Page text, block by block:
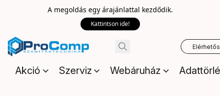
A megoldás egy árajánlattal kezdődik.
Kattintson ide!
Akció Szerviz Webáruház